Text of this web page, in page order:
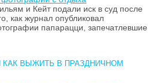
и Кейт подали иск в суд после
как журнал опубликовал
папарацци, запечатлевшие
КАК ВЫЖИТЬ В ПРАЗДНИЧНОМ